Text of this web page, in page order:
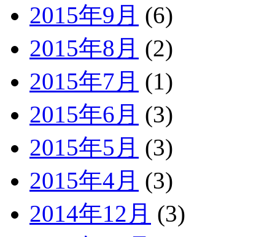
2015年9月 (6)
2015年8月 (2)
2015年7月 (1)
2015年6月 (3)
2015年5月 (3)
2015年4月 (3)
2014年12月 (3)